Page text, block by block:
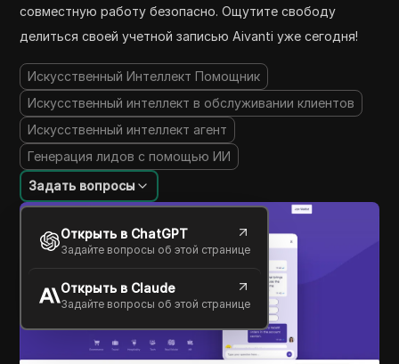
совместную работу безопасно. Ощутите свободу
делиться своей учетной записью Aivanti уже сегодня!
Искусственный Интеллект Помощник
Искусственный интеллект в обслуживании клиентов
Искусственный интеллект агент
Генерация лидов с помощью ИИ
Задать вопросы
Открыть в ChatGPT
Задайте вопросы об этой странице
Открыть в Claude
Задайте вопросы об этой странице